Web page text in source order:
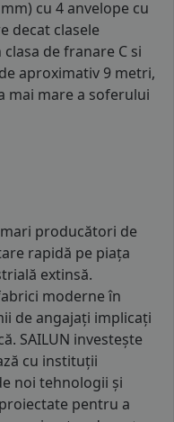
cu 4 anvelope cu
decat clasele
de franare C si
aproximativ 9 metri,
mai mare a soferului
producători de
rapidă pe piața
extinsă.
moderne în
de angajați implicați
SAILUN investește
cu instituții
noi tehnologii și
pentru a